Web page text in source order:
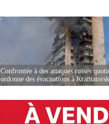
Confrontée à des attaques russes
ordonne des évacuations à Kramatorsk